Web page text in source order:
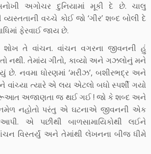
અગોચર દુનિયામાં મૂકી દે છે. ચાલુ
વચ્ચે કોઈ જો ‘ગીર’ શબ્દ બોલી દે
ફેરવાઈ જાય છે.
શોખ તે વાંચન. વાંચન વગરના જીવનની હું
નથી. તેમાંય ગીતો, કાવ્યો અને ગઝલોનું મને
નવમા ધોરણમાં ‘મરીઝ’, બશીરભદ્ર અને
વાંચ્યા ત્યારે એ લય એટલો બધો સ્પર્શી ગયો
અજાણતા જ થઈ ગઈ ! જો કે શબ્દ અને
નહોતો પરંતુ એ ઘટનાએ જીવનની એક
એ પછીથી બાળસામાયિકોથી લઈને
વિસ્તર્યું અને તેમાંથી લેખનના બીજ ધીમે